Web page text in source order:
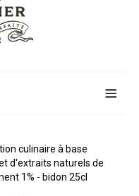
≡
culinaire à base
d'extraits naturels de
1% - bidon 25cl